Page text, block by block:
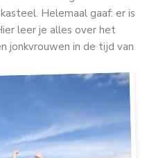
Helemaal gaaf: er is
leer je alles over het
jonkvrouwen in de tijd van